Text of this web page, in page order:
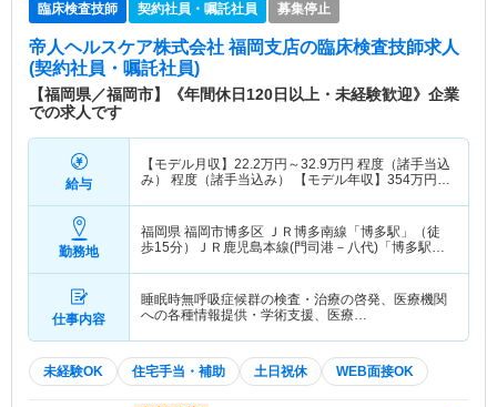
臨床検査技師 契約社員・嘱託社員 募集停止
帝人ヘルスケア株式会社 福岡支店の臨床検査技師求人
(契約社員・嘱託社員)
【福岡県／福岡市】《年間休日120日以上・未経験歓迎》企業
での求人です
給与
【モデル月収】 22.2万円～32.9万円 程度（諸手当込
み） 程度（諸手当込み） 【モデル年収】 354万円～
勤務地
福岡県 福岡市博多区 ＪＲ博多南線「博多駅」（徒
歩15分）ＪＲ鹿児島本線(門司港－八代)「博多駅」
仕事内容
睡眠時無呼吸症候群の検査・治療の啓発、医療機関
への各種情報提供・学術支援、医療…
未経験OK 住宅手当・補助 土日祝休 WEB面接OK